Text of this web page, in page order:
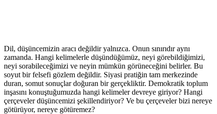
Dil, düşüncemizin aracı değildir yalnızca. Onun sınırıdır aynı
zamanda. Hangi kelimelerle düşündüğümüz, neyi görebildiğimizi,
neyi sorabileceğimizi ve neyin mümkün görüneceğini belirler. Bu
soyut bir felsefi gözlem değildir. Siyasi pratiğin tam merkezinde
duran, somut sonuçlar doğuran bir gerçekliktir. Demokratik toplum
inşasını konuştuğumuzda hangi kelimeler devreye giriyor? Hangi
çerçeveler düşüncemizi şekillendiriyor? Ve bu çerçeveler bizi nereye
götürüyor, nereye götüremez?